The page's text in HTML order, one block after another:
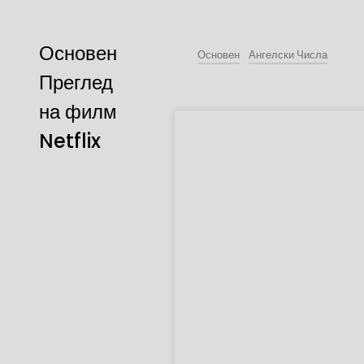
Основен
Преглед
на филм
Netflix
Основен Ангелски Числа